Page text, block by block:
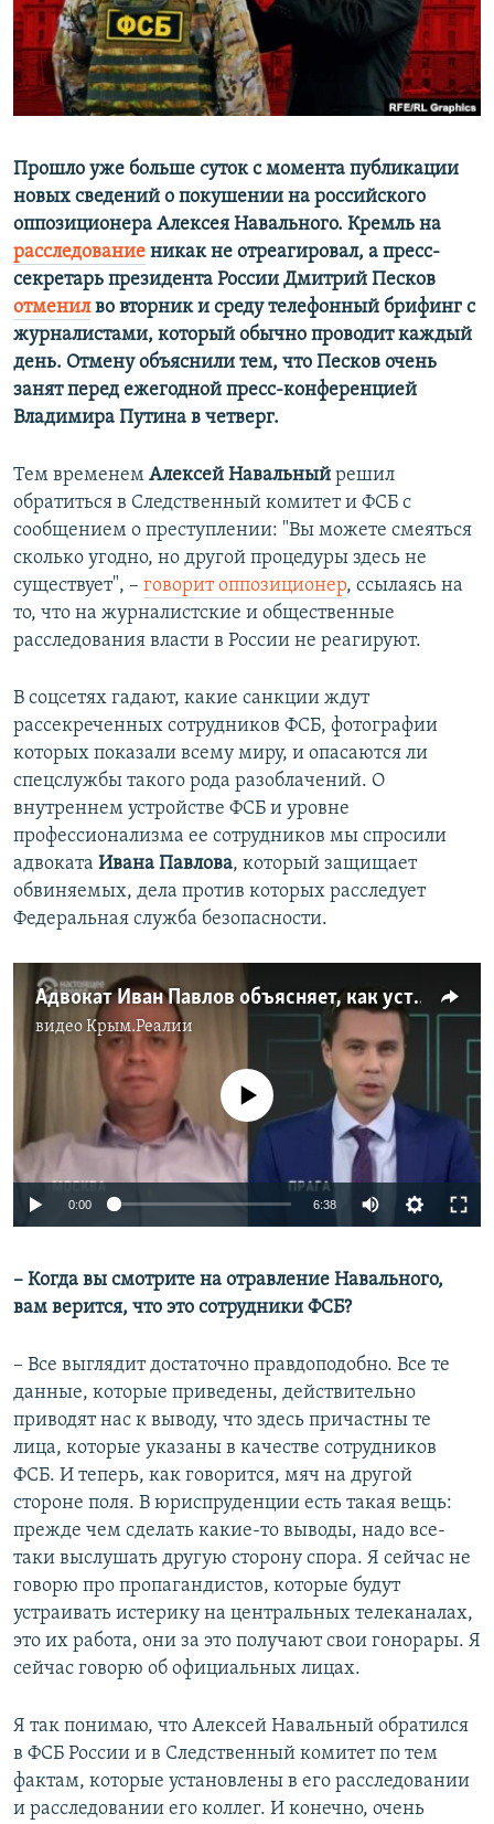
ПОБЕДИТЕЛЕЙ НЕ СУДЯТ?
КРЫМ.НЕПОКОРЕННЫЙ
ELIFBE
ПРИСОЕДИНЯЙТЕСЬ!
Все сайты RFE/RL
Прошло уже больше суток с момента публикации
новых сведений о покушении на российского
оппозиционера Алексея Навального. Кремль на
расследование никак не отреагировал, а пресс-
секретарь президента России Дмитрий Песков
отменилво вторник и среду телефонный брифинг с
журналистами, который обычно проводит каждый
день. Отмену объяснили тем, что Песков очень
занят перед ежегодной пресс-конференцией
Владимира Путина в четверг.
Тем временем Алексей Навальный решил
обратиться в Следственный комитет и ФСБ с
сообщением о преступлении: "Вы можете смеяться
сколько угодно, но другой процедуры здесь не
существует", – говорит оппозиционер, ссылаясь на
то, что на журналистские и общественные
расследования власти в России не реагируют.
В соцсетях гадают, какие санкции ждут
рассекреченных сотрудников ФСБ, фотографии
которых показали всему миру, и опасаются ли
спецслужбы такого рода разоблачений. О
внутреннем устройстве ФСБ и уровне
профессионализма ее сотрудников мы спросили
адвоката Ивана Павлова, который защищает
обвиняемых, дела против которых расследует
Федеральная служба безопасности.
Адвокат Иван Павлов объясняет, как устроена главная российская спецслужба – ФСБ
видеоКрым.Реалии
Auto 240p 360p
720p 1080p
No media source currently available
0:00 6:38
360p
1080p
– Когда вы смотрите на отравление Навального,
вам верится, что это сотрудники ФСБ?
– Все выглядит достаточно правдоподобно. Все те
данные, которые приведены, действительно
приводят нас к выводу, что здесь причастны те
лица, которые указаны в качестве сотрудников
ФСБ. И теперь, как говорится, мяч на другой
стороне поля. В юриспруденции есть такая вещь:
прежде чем сделать какие-то выводы, надо все-
таки выслушать другую сторону спора. Я сейчас не
говорю про пропагандистов, которые будут
устраивать истерику на центральных телеканалах,
это их работа, они за это получают свои гонорары. Я
сейчас говорю об официальных лицах.
Я так понимаю, что Алексей Навальный обратился
в ФСБ России и в Следственный комитет по тем
фактам, которые установлены в его расследовании
и расследовании его коллег. И конечно, очень